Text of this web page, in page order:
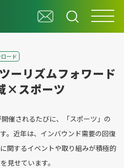
ード
リズムフォワード
×スポーツ
催されるたびに、「スポーツ」の
。近年は、インバウンド需要の回復
関するイベントや取り組みが積極的
見せています。